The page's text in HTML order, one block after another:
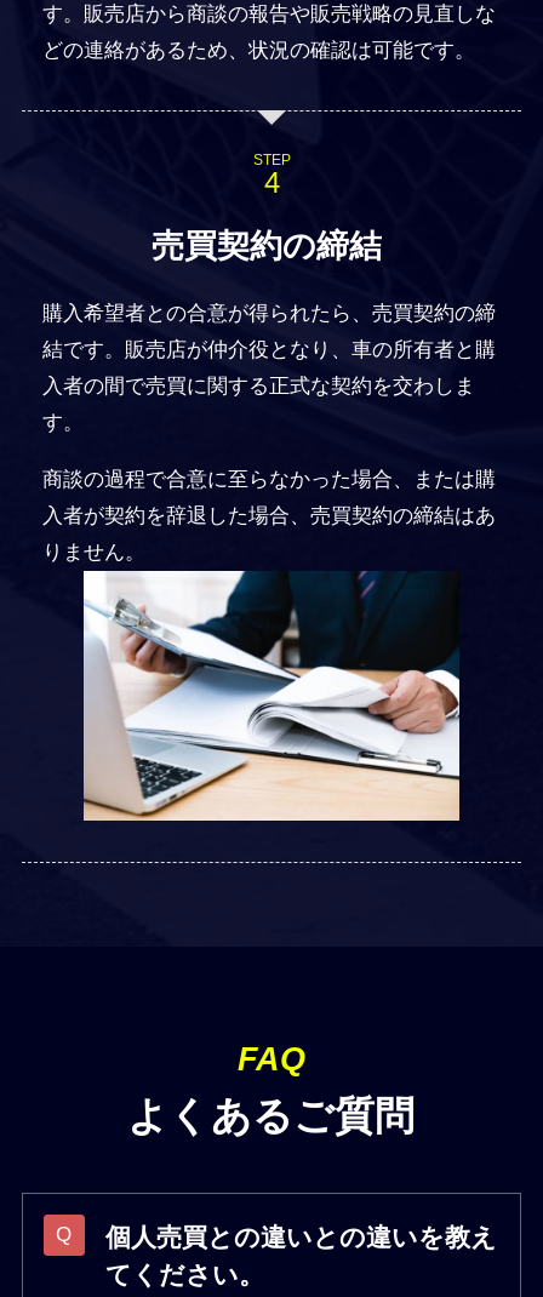
す。販売店から商談の報告や販売戦略の見直しな
どの連絡があるため、状況の確認は可能です。
STEP
売買契約の締結
購入希望者との合意が得られたら、売買契約の締
結です。販売店が仲介役となり、車の所有者と購
入者の間で売買に関する正式な契約を交わしま
す。
商談の過程で合意に至らなかった場合、または購
入者が契約を辞退した場合、売買契約の締結はあ
りません。
FAQ
よくあるご質問
個人売買との違いとの違いを教え
てください。